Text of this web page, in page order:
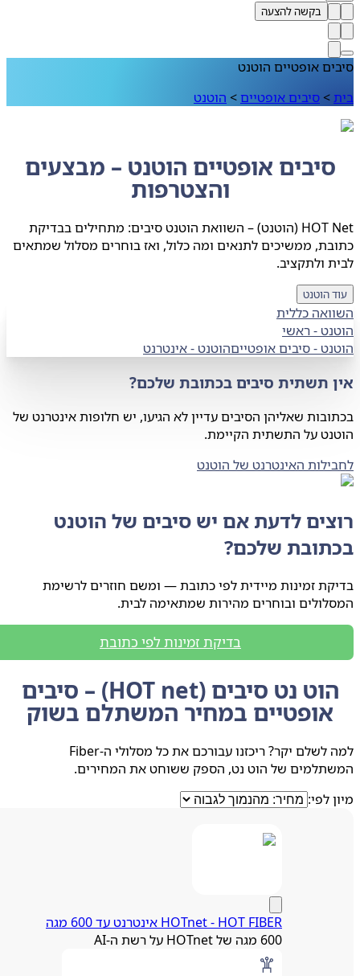
בקשה להצעה
אופטיים הוטנט
>סיבים אופטיים>הוטנט
אופטיים הוטנט – מבצעים
והצטרפות
HOT Net (הוטנט) – השוואת הוטנט סיבים: מתחילים בבדיקת
ממשיכים לתנאים ומה כלול, ואז בוחרים מסלול שמתאים
ולתקציב.
הוטנט
כללית
- ראשי
-סיבים אופטייםהוטנט-אינטרנט
תשתית סיבים בכתובת שלכם?
שאליהן הסיבים עדיין לא הגיעו, יש חלופות אינטרנט של
על התשתית הקיימת.
האינטרנט של הוטנט
לדעת אם יש סיבים של הוטנט
שלכם?
זמינות מיידית לפי כתובת — ומשם חוזרים לרשימת
ובוחרים מהירות שמתאימה לבית.
בדיקת זמינות לפי כתובת
הוט נט סיבים (HOT net) – סיבים
אופטיים במחיר המשתלם בשוק
למה לשלם יקר? ריכזנו עבורכם את כל מסלולי ה-Fiber
של הוט נט, הספק ששוחט את המחירים.
לפי:
HOTnet - HOT FIBER אינטרנט עד 600 מגה